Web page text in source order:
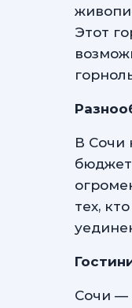
Этот
В Сочи
тех,
Сочи —